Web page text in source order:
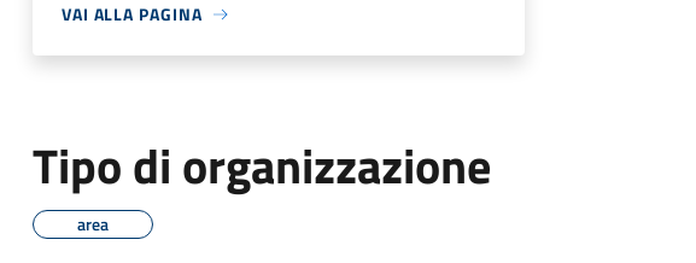
VAI ALLA PAGINA
Tipo di organizzazione
area